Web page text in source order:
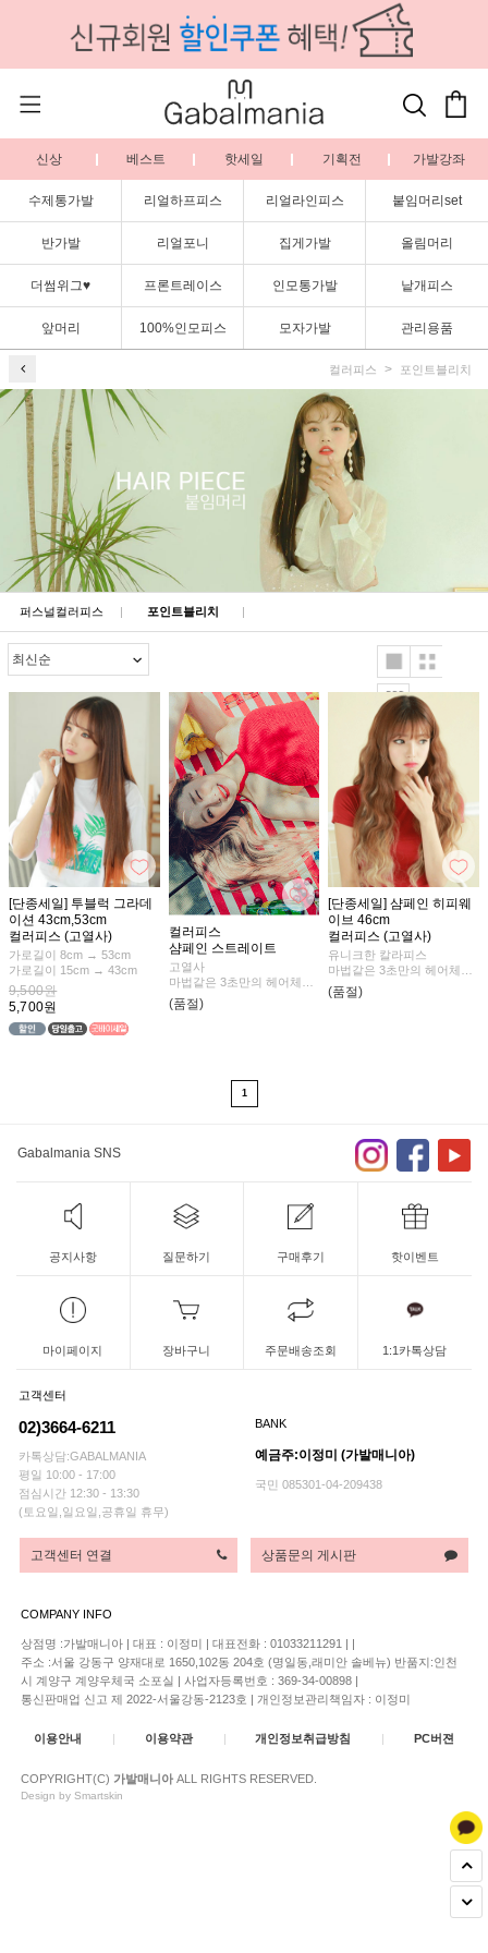
신상 베스트 핫세일 기획전 가발강좌
수제통가발 리얼하프피스 리얼라인피스 붙임머리set
반가발 리얼포니 집게가발 올림머리
더썸위그♥ 프론트레이스 인모통가발 낱개피스
앞머리 100%인모피스 모자가발 관리용품
컬러피스 포인트블리치
퍼스널컬러피스 포인트블리치
[단종세일] 투블럭 그라데
이션 43cm,53cm
컬러피스 (고열사)
가로길이 8cm → 53cm
가로길이 15cm → 43cm
9,500원
5,700원
컬러피스
샴페인 스트레이트
고열사
마법같은 3초만의 헤어체인
지!
염색으로 힘든 컬러를
(품절)
[단종세일] 샴페인 히피웨
이브 46cm
컬러피스 (고열사)
유니크한 칼라피스
마법같은 3초만의 헤어체인
지!
염색으로 힘든 컬러를
(품절)
1
Gabalmania SNS
공지사항 질문하기 구매후기 핫이벤트
마이페이지 장바구니 주문배송조회 1:1카톡상담
고객센터
02)3664-6211
카톡상담:GABALMANIA
평일 10:00 - 17:00
점심시간 12:30 - 13:30
(토요일,일요일,공휴일 휴무)
BANK
예금주:이정미 (가발매니아)
국민 085301-04-209438
고객센터 연결 상품문의 게시판
COMPANY INFO
상점명 :가발매니아 | 대표 : 이정미 | 대표전화 : 01033211291 | |
주소 :서울 강동구 양재대로 1650,102동 204호 (명일동,래미안 솔베뉴) 반품지:인천
시 계양구 계양우체국 소포실 | 사업자등록번호 : 369-34-00898 |
통신판매업 신고 제 2022-서울강동-2123호 | 개인정보관리책임자 : 이정미
이용안내 | 이용약관 | 개인정보취급방침 | PC버젼
COPYRIGHT(C) 가발매니아 ALL RIGHTS RESERVED.